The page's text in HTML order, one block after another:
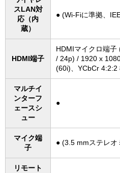
スLAN対
応（内
蔵）
● (Wi-Fiに準拠、
HDMI端子
HDMIマイクロ端
/ 24p) / 1920 x
(60i)、YCbCr 4:2:2
マルチイ
ンターフ
ェースシ
ュー
●
マイク端
子
● (3.5 mmステレオ
リモート